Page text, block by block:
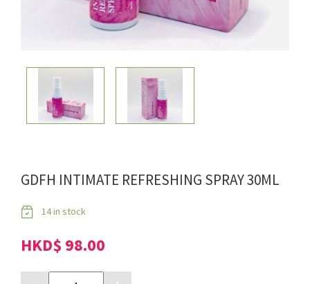
GDFH INTIMATE REFRESHING SPRAY 30ML
14 in stock
HKD$ 98.00